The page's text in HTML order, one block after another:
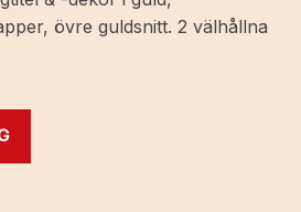
övre guldsnitt. 2 välhållna